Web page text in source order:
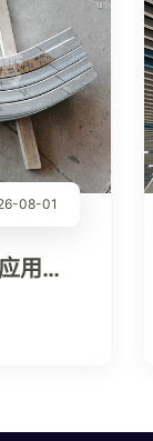
08-01
用领